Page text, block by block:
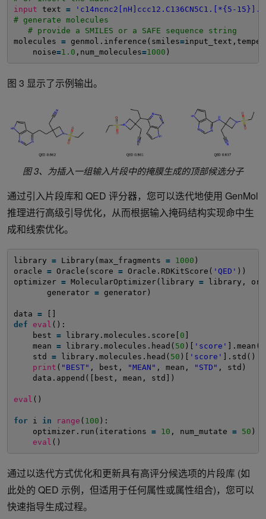
input
text =
'c14ncnc2[nH]ccc12.C136CN5C1.[*{5-
# generate molecules
# provide a SMILES or a SAFE sequence string
molecules = genmol.inference(smiles=
noise=1.0 ,num_molecules=1000 )
图 3 显示了示例输出。
图 3、为插入一组输入片段中的掩膜生成的顶部候选分子
通过引入片段库和 QED 评分器，您可以迭代地使用 GenMol
推理进行高级引导优化，从而根据输入掩码结构实现命中生
成和线索优化。
library = Library(max_fragments = 1000 )
oracle = Oracle(score = Oracle.RDKitScore( 'QED' ))
optimizer = MolecularOptimizer(library =
library,
generator = generator)
data =
[]
def
eval ():
best = library.molecules.score[ 0 ]
mean = library.molecules.head( 50 )[ 'score' ].mean()
std = library.molecules.head( 50 )[ 'score' ].std()
print ( "BEST" , best, "MEAN" , mean, "STD" , std)
data.append([best, mean, std])
eval ()
for i in range ( 100 ):
optimizer.run(iterations = 10 , num_mutate = 50 )
eval ()
通过以迭代方式优化和更新具有高评分候选项的片段库 (如
此处的 QED 示例，但适用于任何属性或属性组合)，您可以
快速指导生成过程。